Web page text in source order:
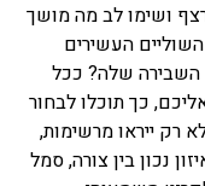
ושימו לב מה מושך
העשירים
השבירה שלה? ככל
כך תוכלו לבחור
רק ייראו מרשימות,
נכון בין צורה, סמל